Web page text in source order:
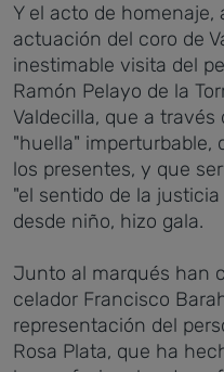
Y el acto de
actuación del coro de
inestimable visita del
Ramón Pelayo de la
Valdecilla, que a
"huella" imperturbable,
los presentes, y que
"el sentido de la
desde niño, hizo gala.
Junto al marqués han
celador Francisco
representación del
Rosa Plata, que ha